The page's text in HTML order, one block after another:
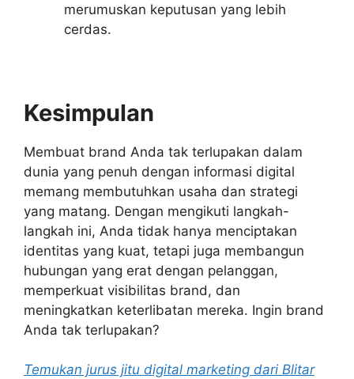
merumuskan keputusan yang lebih
cerdas.
Kesimpulan
Membuat brand Anda tak terlupakan dalam
dunia yang penuh dengan informasi digital
memang membutuhkan usaha dan strategi
yang matang. Dengan mengikuti langkah-
langkah ini, Anda tidak hanya menciptakan
identitas yang kuat, tetapi juga membangun
hubungan yang erat dengan pelanggan,
memperkuat visibilitas brand, dan
meningkatkan keterlibatan mereka. Ingin brand
Anda tak terlupakan?
Temukan jurus jitu digital marketing dari Blitar